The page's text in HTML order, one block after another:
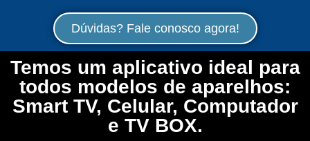
Dúvidas? Fale conosco agora!
Temos um aplicativo ideal para
todos modelos de aparelhos:
Smart TV, Celular, Computador
e TV BOX.